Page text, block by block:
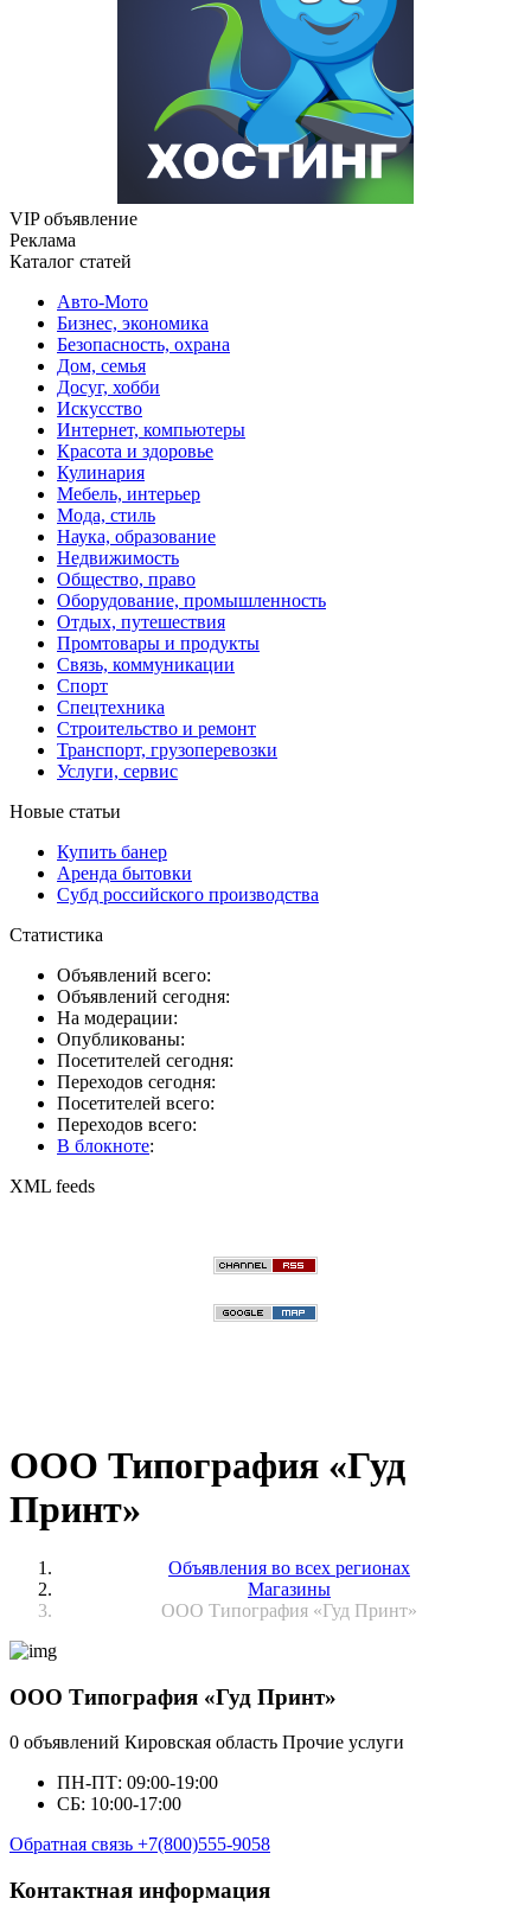
VIP объявление
Реклама
Каталог статей
Авто-Мото
Бизнес, экономика
Безопасность, охрана
Дом, семья
Досуг, хобби
Искусство
Интернет, компьютеры
Красота и здоровье
Кулинария
Мебель, интерьер
Мода, стиль
Наука, образование
Недвижимость
Общество, право
Оборудование, промышленность
Отдых, путешествия
Промтовары и продукты
Связь, коммуникации
Спорт
Спецтехника
Строительство и ремонт
Транспорт, грузоперевозки
Услуги, сервис
Новые статьи
Купить банер
Аренда бытовки
Субд российского производства
Статистика
Объявлений всего:
Объявлений сегодня:
На модерации:
Опубликованы:
Посетителей сегодня:
Переходов сегодня:
Посетителей всего:
Переходов всего:
В блокноте:
XML feeds
ООО Типография «Гуд
Принт»
Объявления во всех регионах
Магазины
ООО Типография «Гуд Принт»
ООО Типография «Гуд Принт»
0 объявлений Кировская область Прочие услуги
ПН-ПТ: 09:00-19:00
СБ: 10:00-17:00
Обратная связь +7(800)555-9058
Контактная информация